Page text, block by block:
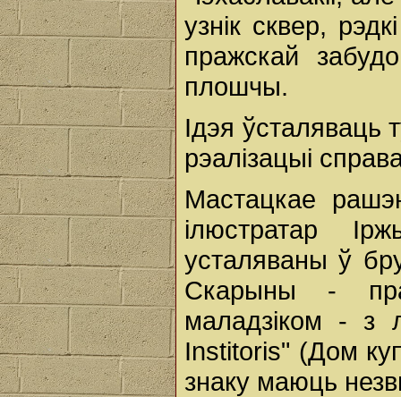
узнік сквер,
пражскай
плошчы.
Ідэя ўсталяваць
рэалізацыі
Мастацкае
ілюстратар
усталяваны ў
Скарыны -
маладзіком - з
Institoris" (Дом
знаку маюць